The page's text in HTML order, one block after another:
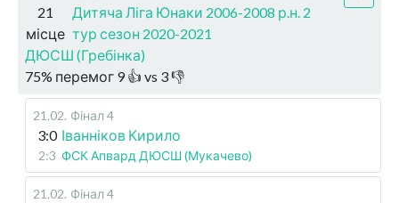
21
місце
Дитяча Ліга Юнаки 2006-2008 р.н. 2
тур сезон 2020-2021
ДЮСШ (Гребінка)
75% перемог 9👍 vs 3👎
21.02. Фінал 4
3:0 Іванніков Кирило
2:3 ФСК Апвард ДЮСШ (Мукачево)
21.02. Фінал 4